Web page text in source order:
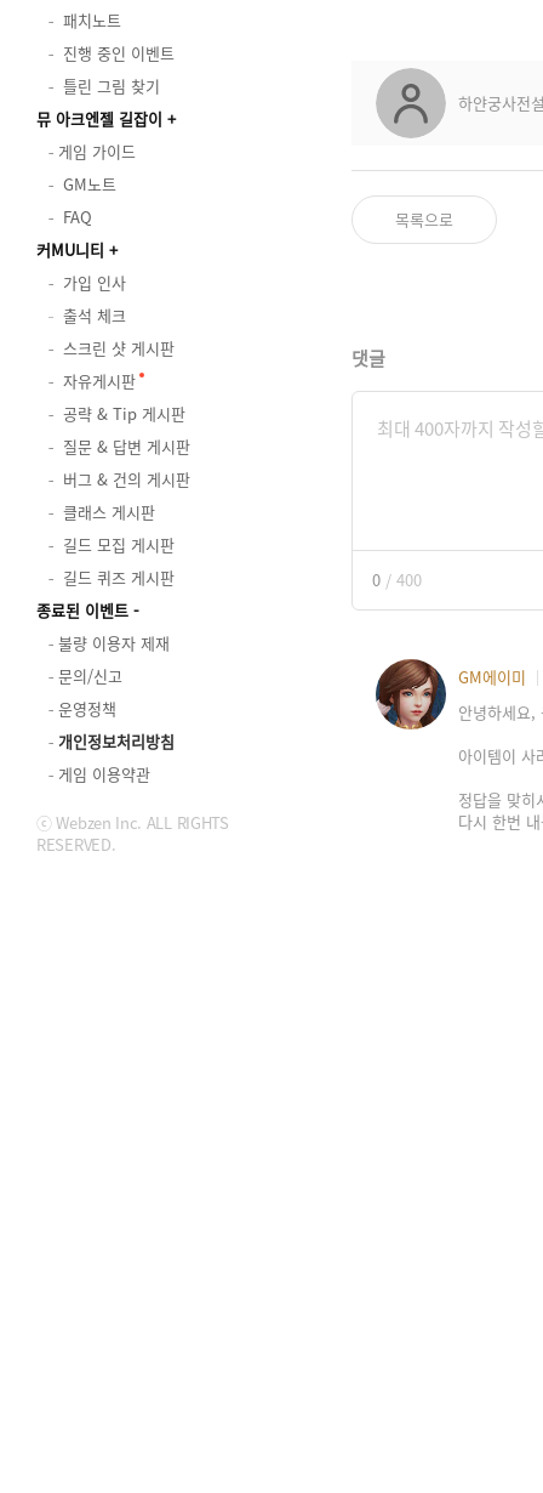
패치노트
진행 중인 이벤트
틀린 그림 찾기
뮤 아크엔젤 길잡이
게임 가이드
GM노트
FAQ
커MU니티
가입 인사
출석 체크
스크린 샷 게시판
자유게시판
공략 & Tip 게시판
질문 & 답변 게시판
버그 & 건의 게시판
클래스 게시판
길드 모집 게시판
길드 퀴즈 게시판
종료된 이벤트
불량 이용자 제재
문의/신고
운영정책
개인정보처리방침
게임 이용약관
ⓒ Webzen Inc. ALL RIGHTS
RESERVED.
하얀궁사전
목록으로
댓글
0 / 400
GM에이미
안녕하세요,
아이템이 사
정답을 맞히
다시 한번